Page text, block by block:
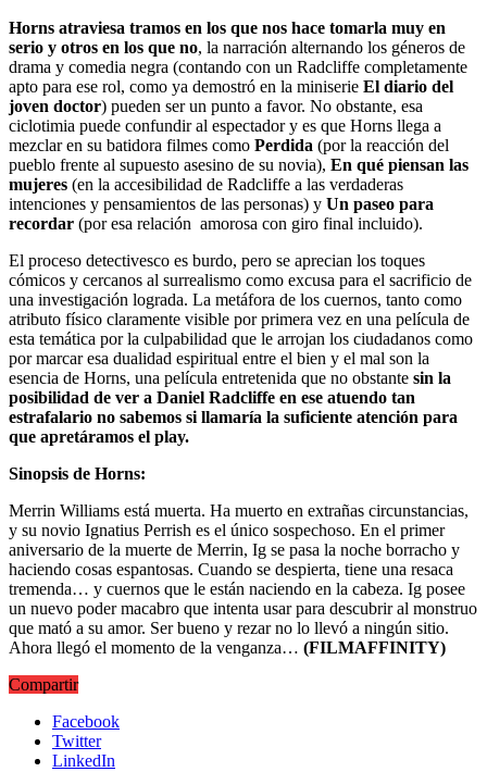
Horns atraviesa tramos en los que nos hace tomarla muy en
serio y otros en los que no, la narración alternando los géneros de
drama y comedia negra (contando con un Radcliffe completamente
apto para ese rol, como ya demostró en la miniserie El diario del
joven doctor) pueden ser un punto a favor. No obstante, esa
ciclotimia puede confundir al espectador y es que Horns llega a
mezclar en su batidora filmes como Perdida (por la reacción del
pueblo frente al supuesto asesino de su novia), En qué piensan las
mujeres (en la accesibilidad de Radcliffe a las verdaderas
intenciones y pensamientos de las personas) y Un paseo para
recordar (por esa relación amorosa con giro final incluido).
El proceso detectivesco es burdo, pero se aprecian los toques
cómicos y cercanos al surrealismo como excusa para el sacrificio de
una investigación lograda. La metáfora de los cuernos, tanto como
atributo físico claramente visible por primera vez en una película de
esta temática por la culpabilidad que le arrojan los ciudadanos como
por marcar esa dualidad espiritual entre el bien y el mal son la
esencia de Horns, una película entretenida que no obstante sin la
posibilidad de ver a Daniel Radcliffe en ese atuendo tan
estrafalario no sabemos si llamaría la suficiente atención para
que apretáramos el play.
Sinopsis de Horns:
Merrin Williams está muerta. Ha muerto en extrañas circunstancias,
y su novio Ignatius Perrish es el único sospechoso. En el primer
aniversario de la muerte de Merrin, Ig se pasa la noche borracho y
haciendo cosas espantosas. Cuando se despierta, tiene una resaca
tremenda… y cuernos que le están naciendo en la cabeza. Ig posee
un nuevo poder macabro que intenta usar para descubrir al monstruo
que mató a su amor. Ser bueno y rezar no lo llevó a ningún sitio.
Ahora llegó el momento de la venganza… (FILMAFFINITY)
Compartir
Facebook
Twitter
LinkedIn